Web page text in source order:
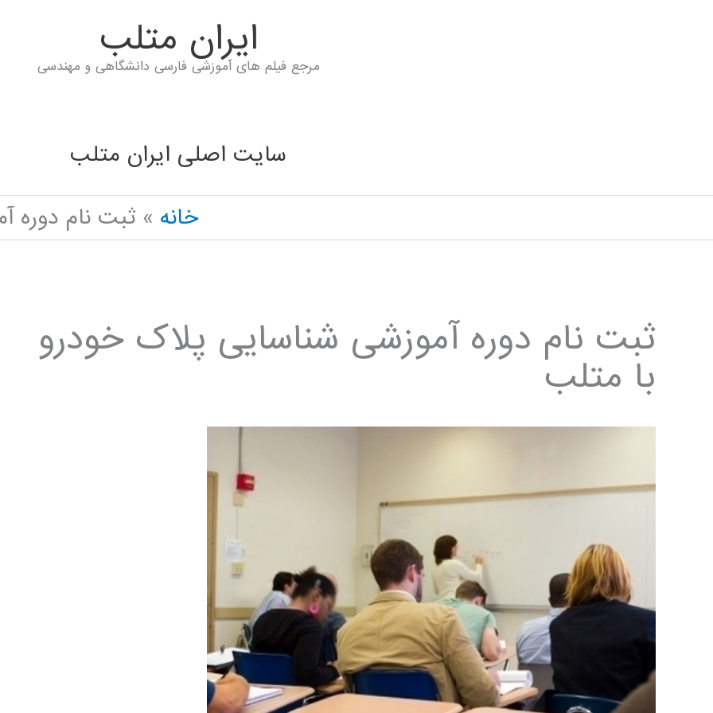
ايران متلب
مرجع فیلم های آموزشی فارسی دانشگاهی و مهندسی
سایت اصلی ایران متلب
خانه
ثبت نام دوره
ثبت نام دوره آموزشی شناسایی پلاک خودرو
با متلب